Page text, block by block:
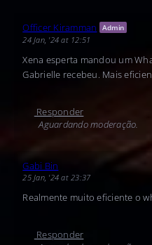
Officer Kiramman Admin
24 Jan, '24 at 12:51
Xena esperta mandou um
Gabrielle recebeu. Mais
Responder
Aguardando moderação.
Gabi Bin
25 Jan, '24 at 23:37
Realmente muito eficiente o
Responder